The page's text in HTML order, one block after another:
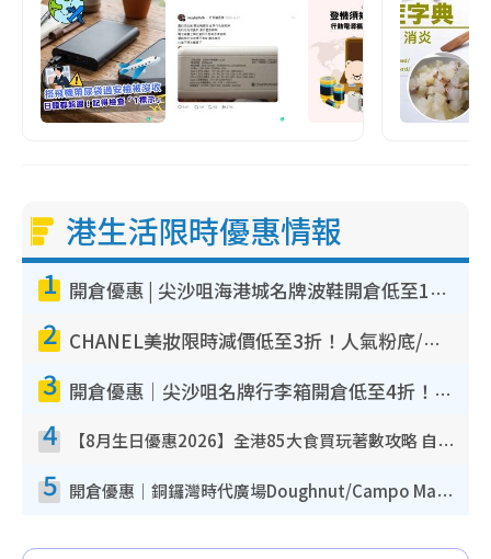
港生活限時優惠情報
1 開倉優惠 | 尖沙咀海港城名牌波鞋開倉低至1折！On鞋$899起／Joy&Peace鞋履$98起
2 CHANEL美妝限時減價低至3折！人氣粉底/唇膏/精華液低至$275！COCO香水都有平
3 開倉優惠｜尖沙咀名牌行李箱開倉低至4折！一連5日 American Tourister/ace./Hallmark $200起！
4 【8月生日優惠2026】全港85大食買玩著數攻略 自助餐/火鍋放題同行免費＋誠品/DONKI送現金券
5 開倉優惠｜銅鑼灣時代廣場Doughnut/Campo Marzio開倉低至1折！背囊、書包、手袋劈價$200起